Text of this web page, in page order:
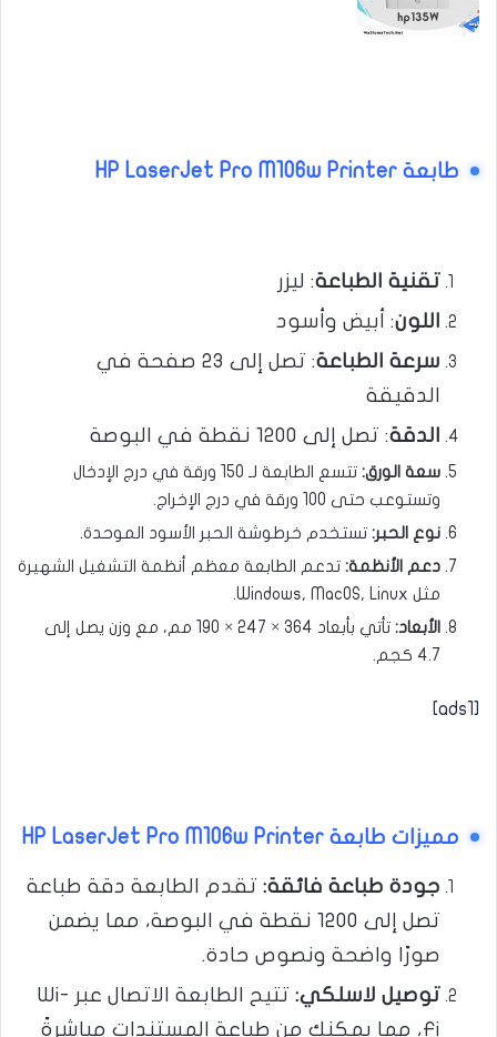
مواصفات
طابعة
تقنية الطباعة: ليزر
اللون: أبيض وأسود
سرعة الطباعة
: تصل إلى 23 صفحة في
الدقيقة
الدقة: تصل إلى 1200 نقطة في البوصة
سعة الورق:
تتسع الطابعة لـ 150 ورقة في درج الإدخال
وتستوعب حتى 100 ورقة في درج الإخراج.
نوع الحبر: تستخدم خرطوشة الحبر الأسود الموحدة.
دعم الأنظمة: تدعم الطابعة معظم أنظمة التشغيل الشهيرة
مثل Windows, MacOS, Linux.
الأبعاد:
تأتي بأبعاد 364 × 247 × 190 مم، مع وزن يصل إلى
4.7 كجم.
[ads1]
مميزات طابعة HP LaserJet Pro M106w Printer
جودة طباعة فائقة: تقدم الطابعة دقة طباعة
تصل إلى 1200 نقطة في البوصة، مما يضمن
صورًا واضحة ونصوص حادة.
توصيل لاسلكي:
تتيح الطابعة الاتصال عبر Wi-
Fi، مما يمكنك من طباعة المستندات مباشرةً